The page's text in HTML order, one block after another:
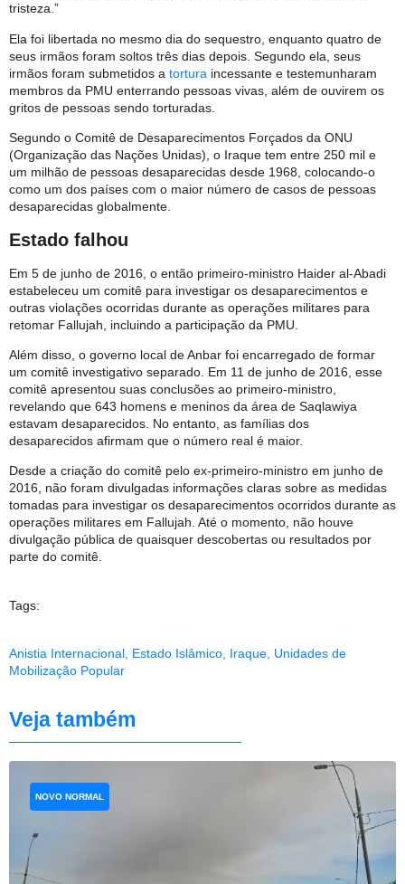
tristeza.”
Ela foi libertada no mesmo dia do sequestro, enquanto quatro de
seus irmãos foram soltos três dias depois. Segundo ela, seus
irmãos foram submetidos a tortura incessante e testemunharam
membros da PMU enterrando pessoas vivas, além de ouvirem os
gritos de pessoas sendo torturadas.
Segundo o Comitê de Desaparecimentos Forçados da ONU
(Organização das Nações Unidas), o Iraque tem entre 250 mil e
um milhão de pessoas desaparecidas desde 1968, colocando-o
como um dos países com o maior número de casos de pessoas
desaparecidas globalmente.
Estado falhou
Em 5 de junho de 2016, o então primeiro-ministro Haider al-Abadi
estabeleceu um comitê para investigar os desaparecimentos e
outras violações ocorridas durante as operações militares para
retomar Fallujah, incluindo a participação da PMU.
Além disso, o governo local de Anbar foi encarregado de formar
um comitê investigativo separado. Em 11 de junho de 2016, esse
comitê apresentou suas conclusões ao primeiro-ministro,
revelando que 643 homens e meninos da área de Saqlawiya
estavam desaparecidos. No entanto, as famílias dos
desaparecidos afirmam que o número real é maior.
Desde a criação do comitê pelo ex-primeiro-ministro em junho de
2016, não foram divulgadas informações claras sobre as medidas
tomadas para investigar os desaparecimentos ocorridos durante as
operações militares em Fallujah. Até o momento, não houve
divulgação pública de quaisquer descobertas ou resultados por
parte do comitê.
Tags:
Anistia Internacional Estado Islâmico Iraque Unidades de
Mobilização Popular
Veja também
NOVO NORMAL